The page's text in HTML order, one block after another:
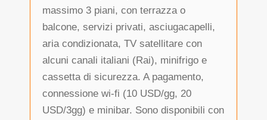
massimo 3 piani, con terrazza o
balcone, servizi privati, asciugacapelli,
aria condizionata, TV satellitare con
alcuni canali italiani (Rai), minifrigo e
cassetta di sicurezza. A pagamento,
connessione wi-fi (10 USD/gg, 20
USD/3gg) e minibar. Sono disponibili con